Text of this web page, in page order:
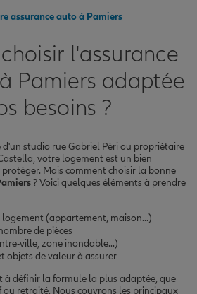
assurance auto à Pamiers
l'assurance
Pamiers adaptée
besoins ?
studio rue Gabriel Péri ou propriétaire
votre logement est un bien
Mais comment choisir la bonne
? Voici quelques éléments à prendre
(appartement, maison...)
de pièces
ville, zone inondable...)
objets de valeur à assurer
à définir la formule la plus adaptée, que
retraité. Nous couvrons les principaux